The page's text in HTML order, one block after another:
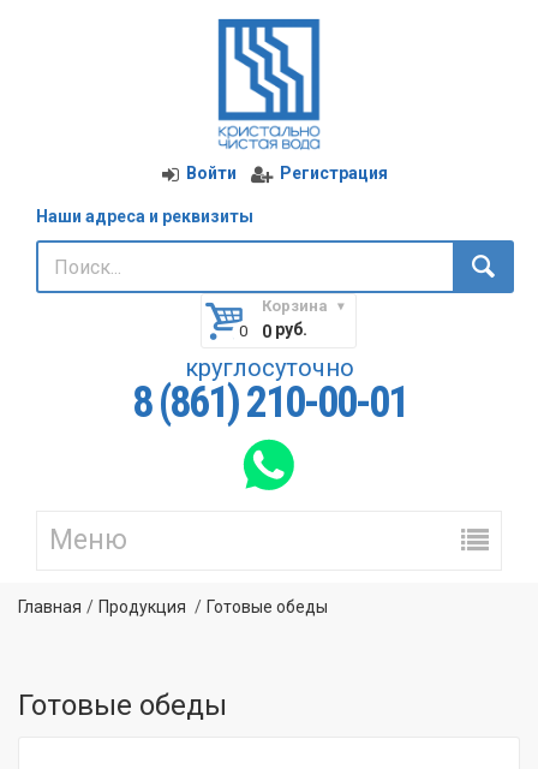
Войти Регистрация
Наши адреса и реквизиты
Корзина
0руб.
круглосуточно
8 (861) 210-00-01
Главная Продукция Готовые обеды
Готовые обеды